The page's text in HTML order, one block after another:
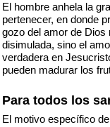
El hombre anhela la
pertenecer, en donde
gozo del amor de Dios
disimulada, sino el
verdadera en
pueden madurar los
Para todos los
El motivo específico